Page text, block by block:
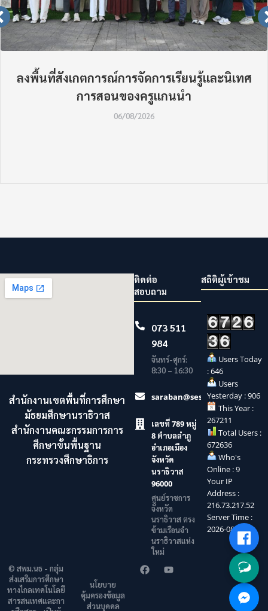
ลงพื้นที่สังเกตการณ์การจัดการเรียนรู้และนิเทศ
การสอนของครูแกนนำ
06/08/2026
สำนักงานเขตพื้นที่การศึกษา
มัธยมศึกษานราธิวาส
สำนักงานคณะกรรมการการ
ศึกษาขั้นพื้นฐาน
กระทรวงศึกษาธิการ
ติดต่อ
สอบถาม
073 511
984
จันทร์-ศุกร์:
8:30 – 16:30
saraban@sesaonara.go.th
เลขที่ 789 หมู่
8 ตำบลลำภู
อำเภอเมือง
จังหวัด
นราธิวาส
96000
ศูนย์ราชการ
จังหวัด
นราธิวาส ตรง
ข้ามเรือนจำ
นราธิวาสแห่ง
ใหม่
สถิติผู้เข้าชม
Users Today
: 646
Users
Yesterday : 906
This Year :
267211
Total Users :
672636
Who's
Online : 9
Your IP
Address :
216.73.217.52
Server Time :
2026-08-09
© สพม.นธ - กลุ่ม
ส่งเสริมการศึกษา
ทางไกลเทคโนโลยี
สารสนเทศและกา
นโยบาย
คุ้มครองข้อมูล
ส่วนบุคคล